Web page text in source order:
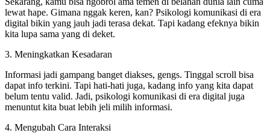
lewat hape. Gimana nggak keren, kan? Psikologi komunikasi di era
digital bikin yang jauh jadi terasa dekat. Tapi kadang efeknya bikin
kita lupa sama yang di deket.
3. Meningkatkan Kesadaran
Informasi jadi gampang banget diakses, gengs. Tinggal scroll bisa
dapat info terkini. Tapi hati-hati juga, kadang info yang kita dapat
belum tentu valid. Jadi, psikologi komunikasi di era digital juga
menuntut kita buat lebih jeli milih informasi.
4. Mengubah Cara Interaksi